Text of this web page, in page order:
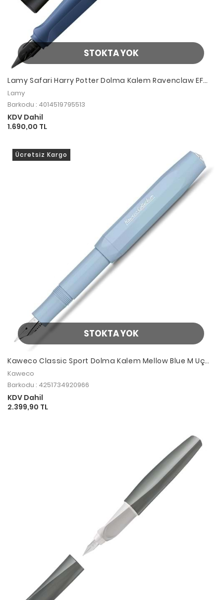
STOKTA YOK
Lamy Safari Harry Potter Dolma Kalem Ravenclaw EF
Uç
Lamy
Barkodu : 4014519795513
KDV Dahil
1.690,00 TL
STOKTA YOK
Ücretsiz Kargo
Kaweco Classic Sport Dolma Kalem Mellow Blue M Uç
11000296
Kaweco
Barkodu : 4251734920966
KDV Dahil
2.399,90 TL